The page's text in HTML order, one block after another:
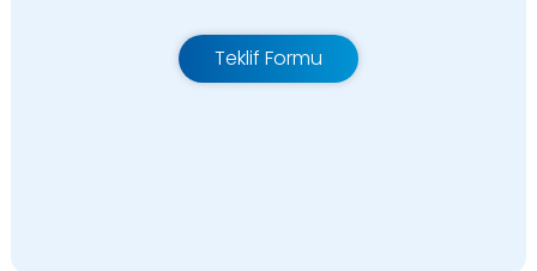
Teklif Formu